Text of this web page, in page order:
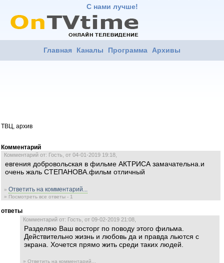
С нами лучше!
Главная Каналы Программа Архивы
ТВЦ, архив
Комментарий
Комментарий от: Гость, от 04-01-2019 19:18,
евгения добровольская в фильме АКТРИСА замачательна.и
очень жаль СТЕПАНОВА.фильм отличный
» Ответить на комментарий...
» Посмотреть все ответы - 1
ответы
Комментарий от: Гость, от 09-02-2019 21:08,
Разделяю Ваш восторг по поводу этого фильма.
Действительно жизнь и любовь да и правда льются с
экрана. Хочется прямо жить среди таких людей.
» Ответить на комментарий...